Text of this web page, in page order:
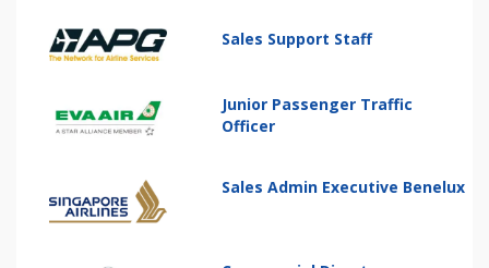
Sales Support Staff
Junior Passenger Traffic
Officer
Sales Admin Executive Benelux